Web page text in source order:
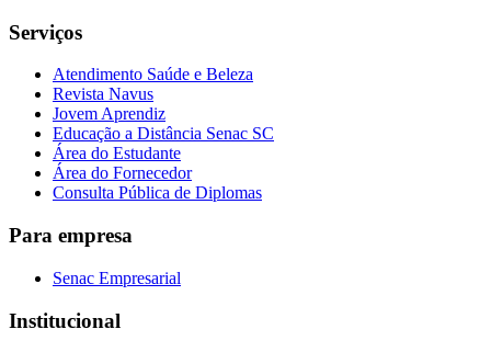
Serviços
Atendimento Saúde e Beleza
Revista Navus
Jovem Aprendiz
Educação a Distância Senac SC
Área do Estudante
Área do Fornecedor
Consulta Pública de Diplomas
Para empresa
Senac Empresarial
Institucional